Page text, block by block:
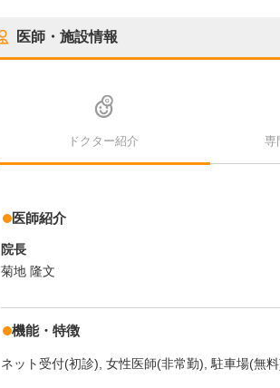
医師・施設情報
ドクター紹介 専
医師紹介
院長
菊地 隆文
機能・特徴
ネット受付(初診) 女性医師(非常勤) 駐車場(無